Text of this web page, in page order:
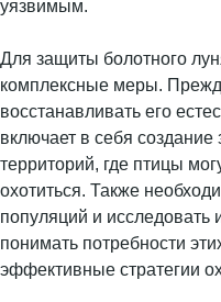
уязвимым.
Для защиты болотного
комплексные меры.
восстанавливать его
включает в себя
территорий, где птицы
охотиться. Также
популяций и
понимать потребности
эффективные стратегии